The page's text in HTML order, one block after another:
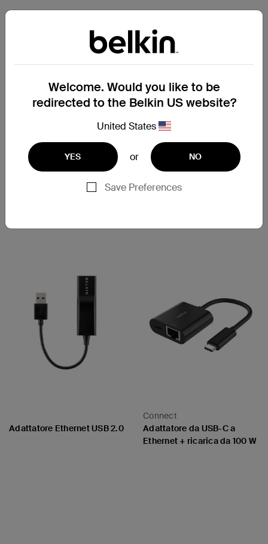
Adattatore 4 in 1 USB-C Core
Price:
Connect
Novità
Ethernet da 2,5 Gb
Price:
Adattatore Ethernet USB 2.0
Connect
Adattatore da USB-C a
Ethernet + ricarica da 100 W
Welcome. Would you like to be
redirected to the Belkin US website?
United States
YES or NO
Save Preferences